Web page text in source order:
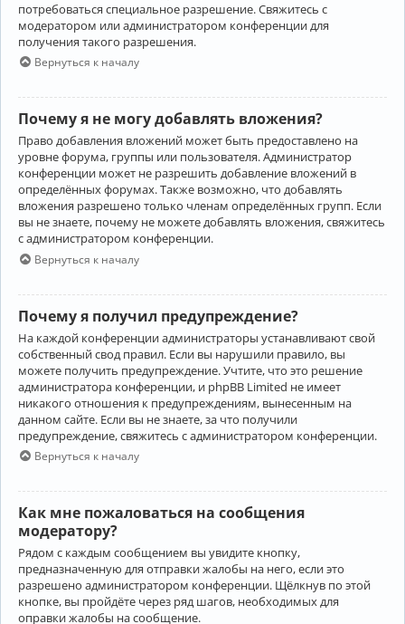
потребоваться специальное разрешение. Свяжитесь с
модератором или администратором конференции для
получения такого разрешения.
Вернуться к началу
Почему я не могу добавлять вложения?
Право добавления вложений может быть предоставлено на
уровне форума, группы или пользователя. Администратор
конференции может не разрешить добавление вложений в
определённых форумах. Также возможно, что добавлять
вложения разрешено только членам определённых групп. Если
вы не знаете, почему не можете добавлять вложения, свяжитесь
с администратором конференции.
Вернуться к началу
Почему я получил предупреждение?
На каждой конференции администраторы устанавливают свой
собственный свод правил. Если вы нарушили правило, вы
можете получить предупреждение. Учтите, что это решение
администратора конференции, и phpBB Limited не имеет
никакого отношения к предупреждениям, вынесенным на
данном сайте. Если вы не знаете, за что получили
предупреждение, свяжитесь с администратором конференции.
Вернуться к началу
Как мне пожаловаться на сообщения
модератору?
Рядом с каждым сообщением вы увидите кнопку,
предназначенную для отправки жалобы на него, если это
разрешено администратором конференции. Щёлкнув по этой
кнопке, вы пройдёте через ряд шагов, необходимых для
оправки жалобы на сообщение.